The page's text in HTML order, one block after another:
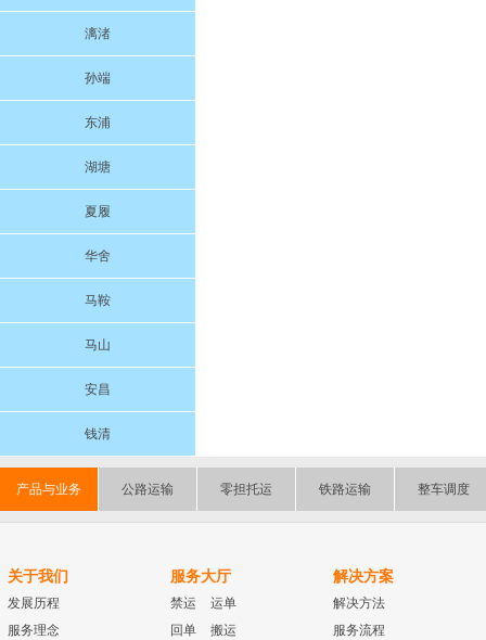
漓渚
孙端
东浦
湖塘
夏履
华舍
马鞍
马山
安昌
钱清
产品与业务 公路运输 零担托运 铁路运输 整车调度
关于我们
发展历程
服务理念
服务大厅
禁运
运单
回单
搬运
解决方案
解决方法
服务流程